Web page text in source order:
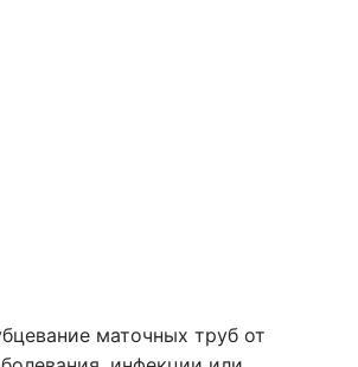
маточных труб от